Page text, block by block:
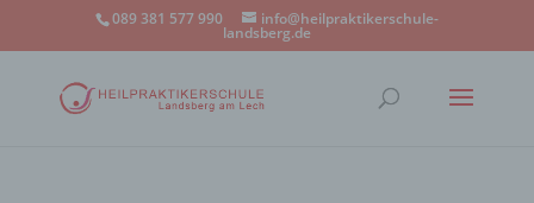
089 381 577 990 info@heilpraktikerschule-
landsberg.de